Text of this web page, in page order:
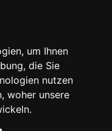
um Ihnen
die Sie
nutzen
woher unsere